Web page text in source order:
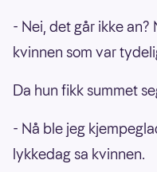
- Nei, det går ikke an?
kvinnen som var
Da hun fikk summet
- Nå ble jeg
lykkedag sa kvinnen.